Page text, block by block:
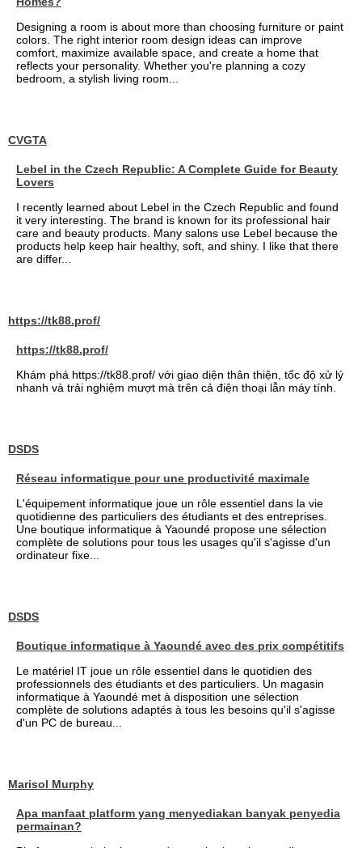
Designing a room is about more than choosing furniture or paint
colors. The right interior room design ideas can improve
comfort, maximize available space, and create a home that
reflects your personality. Whether you're planning a cozy
bedroom, a stylish living room...
CVGTA
Lebel in the Czech Republic: A Complete Guide for Beauty
Lovers
I recently learned about Lebel in the Czech Republic and found
it very interesting. The brand is known for its professional hair
care and beauty products. Many salons use Lebel because the
products help keep hair healthy, soft, and shiny. I like that there
are differ...
https://tk88.prof/
https://tk88.prof/
Khám phá https://tk88.prof/ với giao diện thân thiện, tốc độ xử lý
nhanh và trải nghiệm mượt mà trên cả điện thoại lẫn máy tính.
DSDS
Réseau informatique pour une productivité maximale
L'équipement informatique joue un rôle essentiel dans la vie
quotidienne des particuliers des étudiants et des entreprises.
Une boutique informatique à Yaoundé propose une sélection
complète de solutions pour tous les usages qu'il s'agisse d'un
ordinateur fixe...
DSDS
Boutique informatique à Yaoundé avec des prix compétitifs
Le matériel IT joue un rôle essentiel dans le quotidien des
professionnels des étudiants et des particuliers. Un magasin
informatique à Yaoundé met à disposition une sélection
complète de solutions adaptés à tous les besoins qu'il s'agisse
d'un PC de bureau...
Marisol Murphy
Apa manfaat platform yang menyediakan banyak penyedia
permainan?